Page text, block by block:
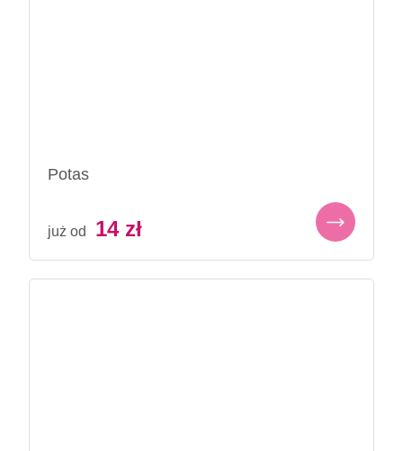
Potas
już od 14 zł